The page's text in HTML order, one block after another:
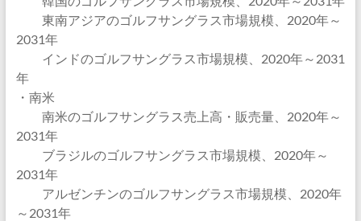
東南アジアのゴルフサングラス市場規模、2020年～
2031年
インドのゴルフサングラス市場規模、2020年～2031
年
・南米
南米のゴルフサングラス売上高・販売量、2020年～
2031年
ブラジルのゴルフサングラス市場規模、2020年～
2031年
アルゼンチンのゴルフサングラス市場規模、2020年
～2031年